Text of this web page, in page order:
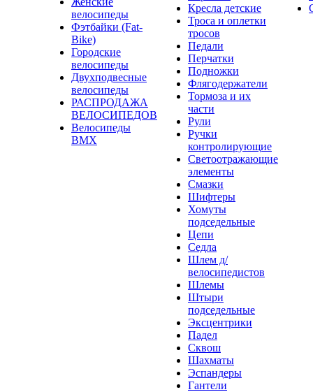
велосипеды
Фэтбайки (Fat-
Bike)
Городские
велосипеды
Двухподвесные
велосипеды
РАСПРОДАЖА
ВЕЛОСИПЕДОВ
Велосипеды
BMX
Кресла детские
Троса и оплетки
тросов
Педали
Перчатки
Подножки
Флягодержатели
Тормоза и их
части
Рули
Ручки
контролирующие
Светоотражающие
элементы
Смазки
Шифтеры
Хомуты
подседельные
Цепи
Седла
Шлем д/
велосипедистов
Шлемы
Штыри
подседельные
Эксцентрики
Падел
Сквош
Шахматы
Эспандеры
Гантели